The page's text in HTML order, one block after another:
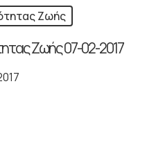
Ζωής
Ζωής 07-02-2017